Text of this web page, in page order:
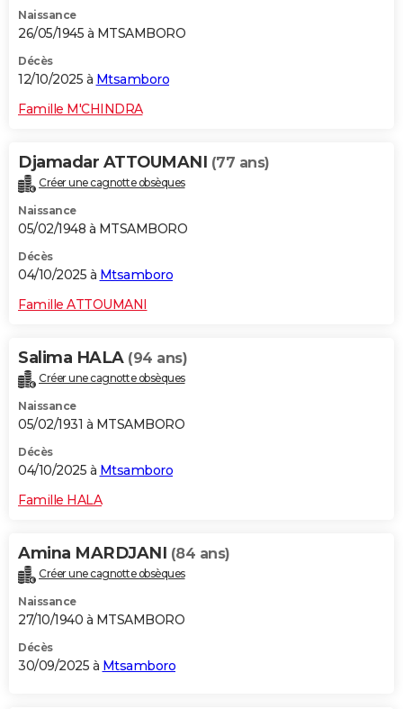
Naissance
26/05/1945 à MTSAMBORO
Décès
12/10/2025 à Mtsamboro
Famille M'CHINDRA
Djamadar ATTOUMANI (77 ans)
Créer une cagnotte obsèques
Naissance
05/02/1948 à MTSAMBORO
Décès
04/10/2025 à Mtsamboro
Famille ATTOUMANI
Salima HALA (94 ans)
Créer une cagnotte obsèques
Naissance
05/02/1931 à MTSAMBORO
Décès
04/10/2025 à Mtsamboro
Famille HALA
Amina MARDJANI (84 ans)
Créer une cagnotte obsèques
Naissance
27/10/1940 à MTSAMBORO
Décès
30/09/2025 à Mtsamboro